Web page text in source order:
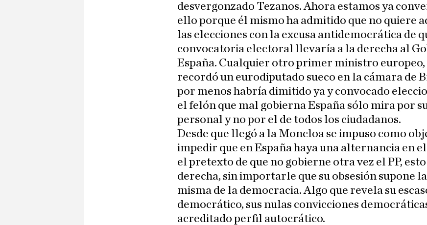
desvergonzado Tezanos. Ahora estamos ya
ello porque él mismo ha admitido que no quiere
las elecciones con la excusa antidemocrática de
convocatoria electoral llevaría a la derecha al
España. Cualquier otro primer ministro europeo,
recordó un eurodiputado sueco en la cámara de
por menos habría dimitido ya y convocado
el felón que mal gobierna España sólo mira por
personal y no por el de todos los ciudadanos.
Desde que llegó a la Moncloa se impuso como
impedir que en España haya una alternancia en
el pretexto de que no gobierne otra vez el PP, esto
derecha, sin importarle que su obsesión supone
misma de la democracia. Algo que revela su
democrático, sus nulas convicciones
acreditado perfil autocrático.